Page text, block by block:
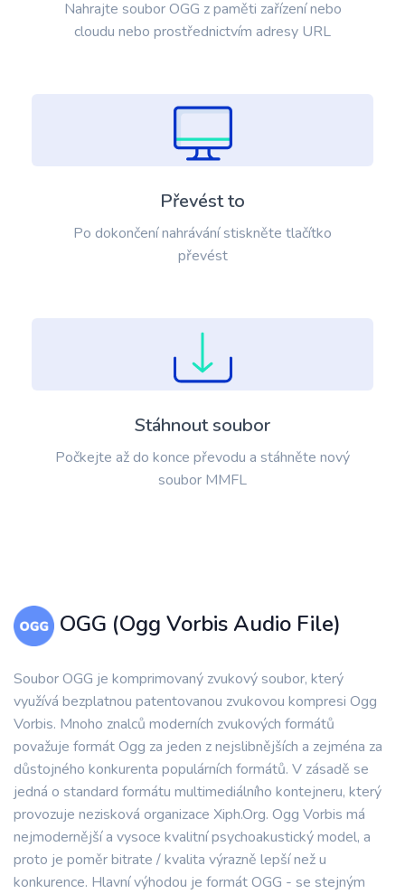
Nahrajte soubor OGG z paměti zařízení nebo
cloudu nebo prostřednictvím adresy URL
Převést to
Po dokončení nahrávání stiskněte tlačítko
převést
Stáhnout soubor
Počkejte až do konce převodu a stáhněte nový
soubor MMFL
OGG (Ogg Vorbis Audio File)
Soubor OGG je komprimovaný zvukový soubor, který
využívá bezplatnou patentovanou zvukovou kompresi Ogg
Vorbis. Mnoho znalců moderních zvukových formátů
považuje formát Ogg za jeden z nejslibnějších a zejména za
důstojného konkurenta populárních formátů. V zásadě se
jedná o standard formátu multimediálního kontejneru, který
provozuje nezisková organizace Xiph.Org. Ogg Vorbis má
nejmodernější a vysoce kvalitní psychoakustický model, a
proto je poměr bitrate / kvalita výrazně lepší než u
konkurence. Hlavní výhodou je formát OGG - se stejným